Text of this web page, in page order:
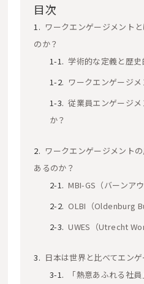
目次
ワークエンゲージメント
のか？
学術的な定義と歴史
ワークエンゲージ
従業員エンゲージ
か？
ワークエンゲージメント
あるのか？
MBI-GS（バーンア
OLBI（Oldenburg
UWES（Utrecht
日本は世界と比べてエン
「熱意あふれる社